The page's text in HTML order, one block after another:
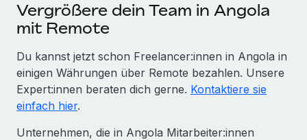
Vergrößere dein Team in Angola
mit Remote
Du kannst jetzt schon Freelancer:innen in Angola in
einigen Währungen über Remote bezahlen. Unsere
Expert:innen beraten dich gerne. Kontaktiere sie
einfach hier.
Unternehmen, die in Angola Mitarbeiter:innen